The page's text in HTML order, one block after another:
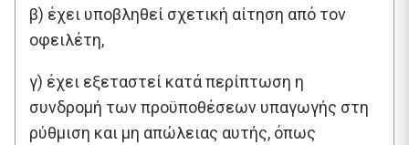
β) έχει υποβληθεί σχετική αίτηση από τον
οφειλέτη,
γ) έχει εξεταστεί κατά περίπτωση η
συνδρομή των προϋποθέσεων υπαγωγής στη
ρύθμιση και μη απώλειας αυτής, όπως